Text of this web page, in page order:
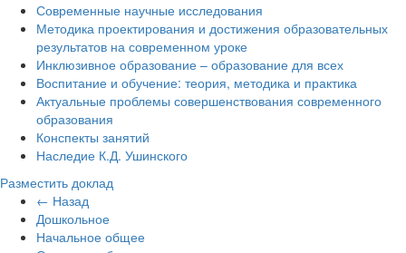
Современные научные исследования
Методика проектирования и достижения образовательных
результатов на современном уроке
Инклюзивное образование – образование для всех
Воспитание и обучение: теория, методика и практика
Актуальные проблемы совершенствования современного
образования
Конспекты занятий
Наследие К.Д. Ушинского
Разместить доклад
← Назад
Дошкольное
Начальное общее